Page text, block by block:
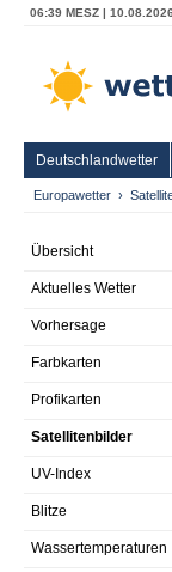
06:39 MESZ | 10.08.2026
Deutschlandwetter
Europawetter
Übersicht
Aktuelles Wetter
Vorhersage
Farbkarten
Profikarten
Satellitenbilder
UV-Index
Blitze
Wassertemperaturen